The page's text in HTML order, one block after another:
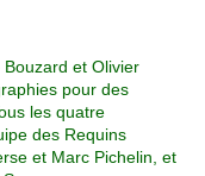
et Olivier
pour des
les quatre
des Requins
et Marc Pichelin, et